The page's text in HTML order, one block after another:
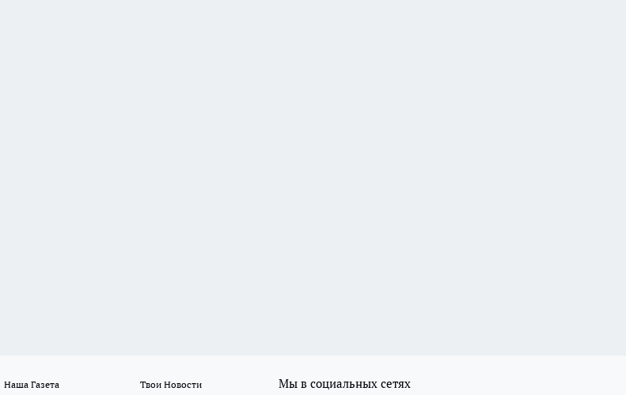
Наша Газета Твои Новости Мы в социальных сетях